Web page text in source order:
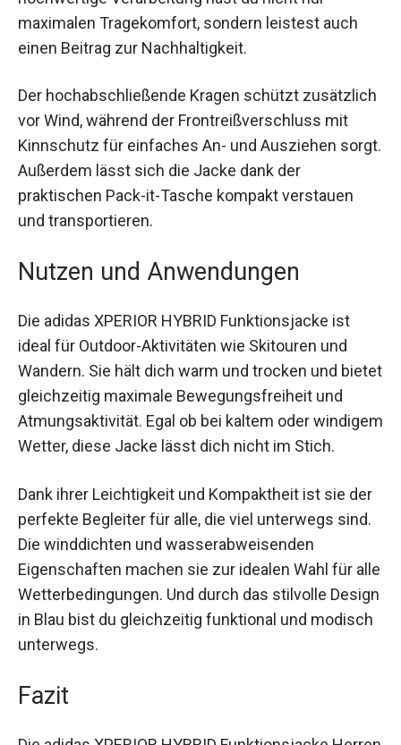
maximalen Tragekomfort, sondern leistest auch
einen Beitrag zur Nachhaltigkeit.
zusätzlich vor Wind, während der
Frontreißverschluss mit Kinnschutz für
einfaches An- und Ausziehen sorgt. Außerdem
lässt sich die Jacke dank der praktischen Pack-it-
Tasche kompakt verstauen und transportieren.
Nutzen und Anwendungen
ideal für Outdoor-Aktivitäten wie Skitouren und
Wandern. Sie hält dich warm und trocken und
bietet gleichzeitig maximale Bewegungsfreiheit
und Atmungsaktivität. Egal ob bei kaltem oder
windigem Wetter, diese Jacke lässt dich nicht im
Stich.
Dank ihrer Leichtigkeit und Kompaktheit ist sie
der perfekte Begleiter für alle, die viel unterwegs
sind. Die winddichten und wasserabweisenden
Eigenschaften machen sie zur idealen Wahl für
alle Wetterbedingungen. Und durch das stilvolle
Design in Blau bist du gleichzeitig funktional und
modisch unterwegs.
Fazit